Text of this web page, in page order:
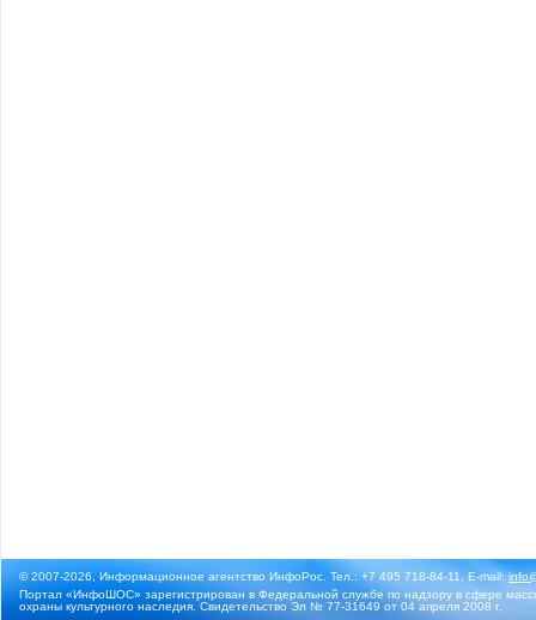
© 2007-2026, Информационное агентство ИнфоРос. Тел.: +7 495 718-84-11, E-mail:
Портал «ИнфоШОС» зарегистрирован в Федеральной службе по надзору в сфере
охраны культурного наследия. Свидетельство Эл № 77-31649 от 04 апреля 2008 г.